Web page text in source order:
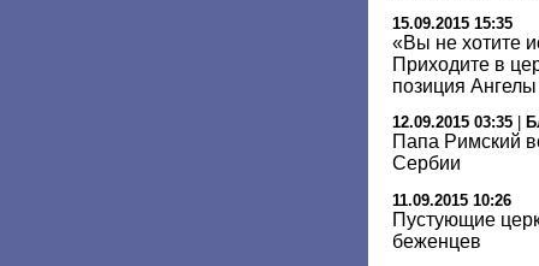
15.09.2015 15:35
«Вы не хотите
Приходите в
позиция
12.09.2015 03:35
Папа Римский
Сербии
11.09.2015 10:26
Пустующие
беженцев